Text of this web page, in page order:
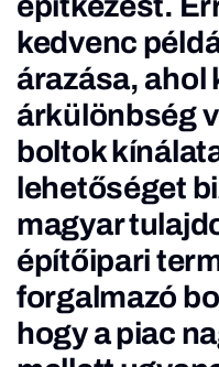
kedvenc
árazása, ahol
árkülönbség
boltok
lehetőséget
magyar
építőipari
forgalmazó
hogy a piac